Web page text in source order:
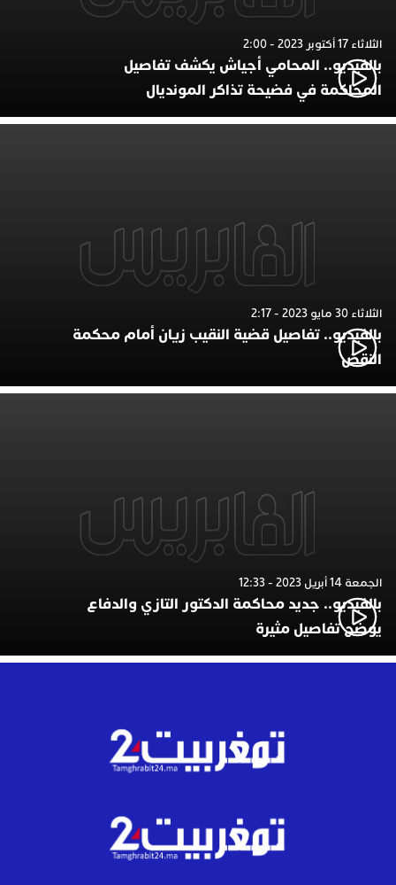
الثلاثاء 17 أكتوبر 2023 - 2:00
بالفيديو.. المحامي أجياش يكشف تفاصيل
المحاكمة في فضيحة تذاكر المونديال
الثلاثاء 30 مايو 2023 - 2:17
بالفيديو.. تفاصيل قضية النقيب زيان أمام محكمة
النقض
الجمعة 14 أبريل 2023 - 12:33
بالفيديو.. جديد محاكمة الدكتور التازي والدفاع
يوضح تفاصيل مثيرة